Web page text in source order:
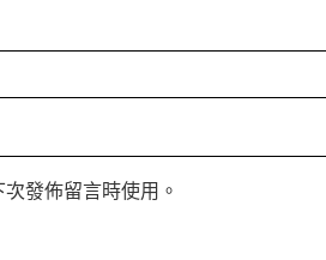
發佈留言時使用。